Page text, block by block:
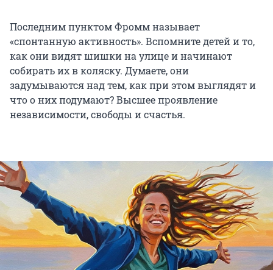
Последним пунктом Фромм называет
«спонтанную активность». Вспомните детей и то,
как они видят шишки на улице и начинают
собирать их в коляску. Думаете, они
задумываются над тем, как при этом выглядят и
что о них подумают? Высшее проявление
независимости, свободы и счастья.